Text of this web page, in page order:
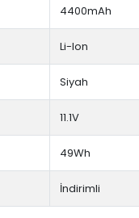
4400mAh
Li-Ion
Siyah
11.1V
49Wh
İndirimli